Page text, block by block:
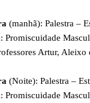
(manhã): Palestra –
Promiscuidade
Artur, Aleixo
(Noite): Palestra –
Promiscuidade